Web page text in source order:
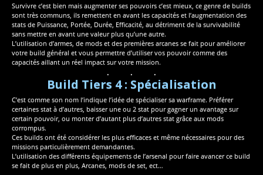
Survivre c’est bien mais augmenter ses pouvoirs c’est mieux, ce genre de builds
sont très communs, ils remettent en avant les capacités et l’augmentation des
stats de Puissance, Portée, Durée, Efficacité, au détriment de la survivabilité
sans mettre en avant une valeur plus qu’une autre.
L’utilisation d’armes, de mods et des premières arcanes se fait pour améliorer
votre build général et vous permettre d’utiliser vos pouvoir comme des
capacités aillant un réel impact sur votre mission.
Build Tiers 4 : Spécialisation
C’est comme son nom l’indique l’idée de spécialiser sa warframe. Préférer
certaines stat à d’autres, baisser une ou 2 stat pour gagner un avantage sur
certain pouvoir, ou monter d’autant plus d’autres stat grâce aux mods
corrompus.
Ces builds ont été considérer les plus efficaces et même nécessaires pour des
missions particulièrement demandantes.
L’utilisation des différents équipements de l’arsenal pour faire avancer ce build
se fait de plus en plus, Arcanes, mods de set, ect…